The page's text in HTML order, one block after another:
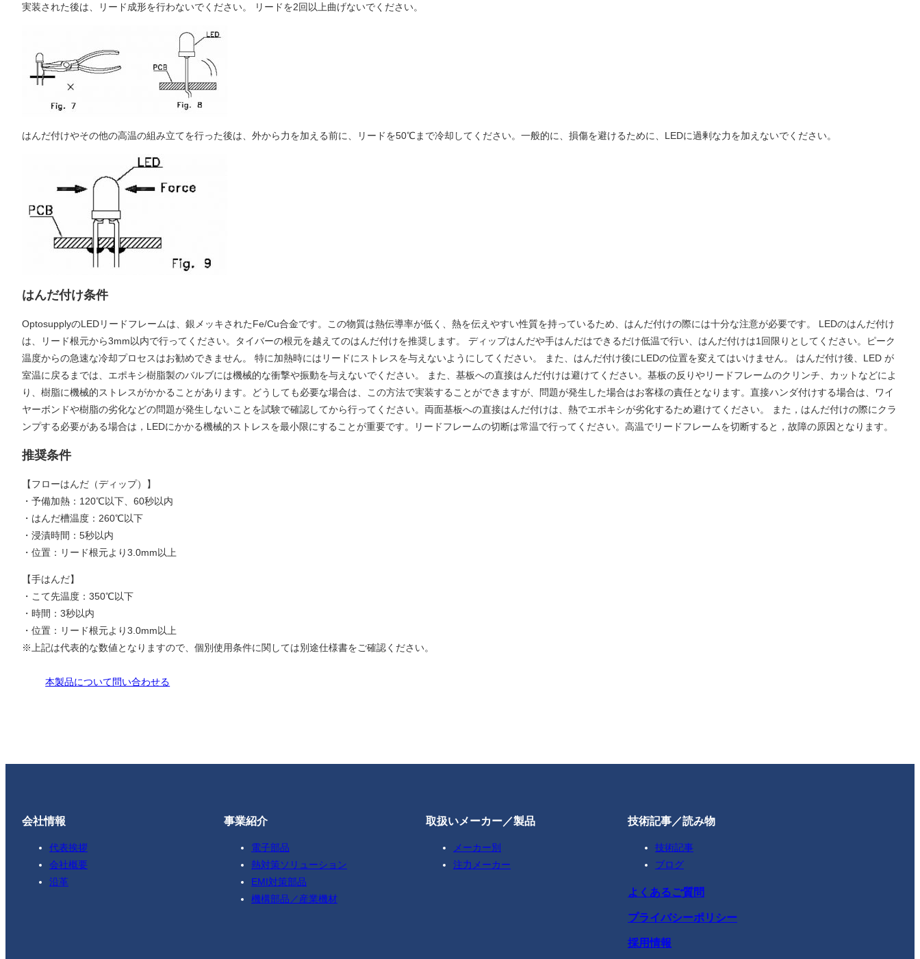
実装された後は、リード成形を行わないでください。 リードを2回以上曲げないでください。
はんだ付けやその他の高温の組み立てを行った後は、外から力を加える前に、リードを50℃まで冷却してください。一般的に、損傷を避けるために、LEDに過剰な力を加えないでください。
はんだ付け条件
OptosupplyのLEDリードフレームは、銀メッキされたFe/Cu合金です。この物質は熱伝導率が低く、熱を伝えやすい性質を持っているため、はんだ付けの際には十分な注意が必要です。 LEDのはんだ付け
は、リード根元から3mm以内で行ってください。タイバーの根元を越えてのはんだ付けを推奨します。 ディップはんだや手はんだはできるだけ低温で行い、はんだ付けは1回限りとしてください。ピーク
温度からの急速な冷却プロセスはお勧めできません。 特に加熱時にはリードにストレスを与えないようにしてください。 また、はんだ付け後にLEDの位置を変えてはいけません。 はんだ付け後、LED が
室温に戻るまでは、エポキシ樹脂製のバルブには機械的な衝撃や振動を与えないでください。 また、基板への直接はんだ付けは避けてください。基板の反りやリードフレームのクリンチ、カットなどによ
り、樹脂に機械的ストレスがかかることがあります。どうしても必要な場合は、この方法で実装することができますが、問題が発生した場合はお客様の責任となります。直接ハンダ付けする場合は、ワイ
ヤーボンドや樹脂の劣化などの問題が発生しないことを試験で確認してから行ってください。両面基板への直接はんだ付けは、熱でエポキシが劣化するため避けてください。 また，はんだ付けの際にクラ
ンプする必要がある場合は，LEDにかかる機械的ストレスを最小限にすることが重要です。リードフレームの切断は常温で行ってください。高温でリードフレームを切断すると，故障の原因となります。
推奨条件
【フローはんだ（ディップ）】
・予備加熱：120℃以下、60秒以内
・はんだ槽温度：260℃以下
・浸漬時間：5秒以内
・位置：リード根元より3.0mm以上
【手はんだ】
・こて先温度：350℃以下
・時間：3秒以内
・位置：リード根元より3.0mm以上
※上記は代表的な数値となりますので、個別使用条件に関しては別途仕様書をご確認ください。
本製品について問い合わせる
会社情報
代表挨拶
会社概要
沿革
事業紹介
電子部品
熱対策ソリューション
EMI対策部品
機構部品／産業機材
取扱いメーカー／製品
メーカー別
注力メーカー
技術記事／読み物
技術記事
ブログ
よくあるご質問
プライバシーポリシー
採用情報